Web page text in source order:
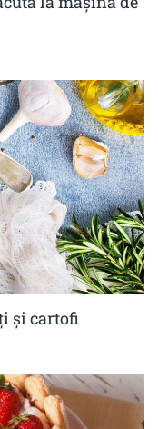
şi cartofi